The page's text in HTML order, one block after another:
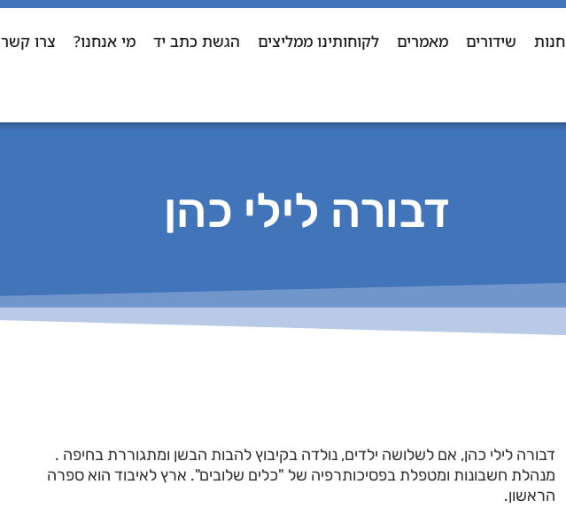
חנות שידורים מאמרים לקוחותינו ממליצים הגשת כתב יד מי אנחנו? צרו קשר
דבורה לילי כהן
דבורה לילי כהן, אם לשלושה ילדים, נולדה בקיבוץ להבות הבשן ומתגוררת בחיפה .
מנהלת חשבונות ומטפלת בפסיכותרפיה של "כלים שלובים". ארץ לאיבוד הוא ספרה
הראשון.